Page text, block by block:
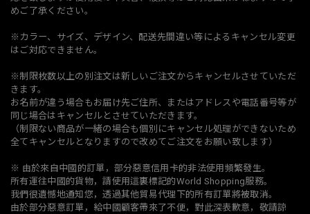
めご了承ください。
※カラー、サイズ、デザイン、配送先間違い等によるキャンセル変更
はご対応できません。
※制限枚数以上の別注文は新しいご注文からキャンセルさせていただ
きます。
お名前が違う場合もお届け先ご住所、またはアドレスや電話番号等が
同じ場合はキャンセルとさせていただきます。
（制限ない商品が一緒の場合も個別にキャンセル処理ができないため
全てキャンセルとなりますので改めてご注文をお願い致します）
※ 由於來自中國的訂單，部分惡意信用卡的非法使用頻繁發生。
所有運往中國的貨物，請使用這裏標記的World Shopping服務。
我們很遺憾地通知您，透過其他貿易代理下的所有訂單將被取消。
由於部分惡意訂單，給中國顧客帶來了不便，對此深表歉意，敬請諒